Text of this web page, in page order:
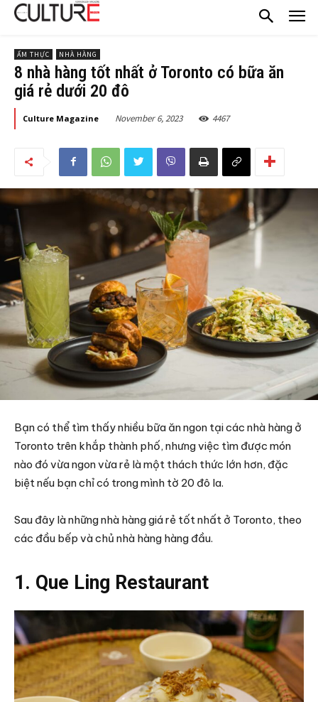
ẨM THỰC NHÀ HÀNG
8 nhà hàng tốt nhất ở Toronto có bữa ăn
giá rẻ dưới 20 đô
Culture Magazine November 6, 2023 4467
Bạn có thể tìm thấy nhiều bữa ăn ngon tại các nhà hàng ở
Toronto trên khắp thành phố, nhưng việc tìm được món
nào đó vừa ngon vừa rẻ là một thách thức lớn hơn, đặc
biệt nếu bạn chỉ có trong mình tờ 20 đô la.
Sau đây là những nhà hàng giá rẻ tốt nhất ở Toronto, theo
các đầu bếp và chủ nhà hàng hàng đầu.
1. Que Ling Restaurant